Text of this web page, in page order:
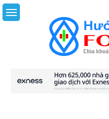
Skip
to